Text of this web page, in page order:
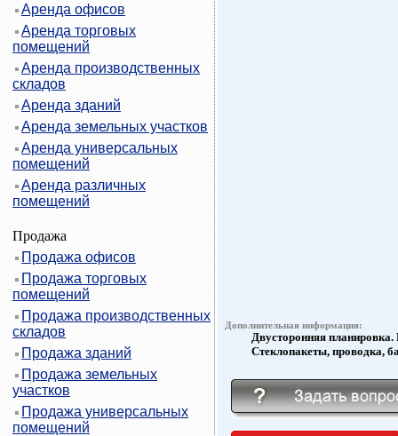
Аренда офисов
Аренда торговых
помещений
Аренда производственных
складов
Аренда зданий
Аренда земельных участков
Аренда универсальных
помещений
Аренда различных
помещений
Продажа
Продажа офисов
Продажа торговых
помещений
Продажа производственных
складов
Продажа зданий
Продажа земельных
участков
Продажа универсальных
помещений
Дополнительная информация:
Двусторонняя
Стеклопакеты, проводка,